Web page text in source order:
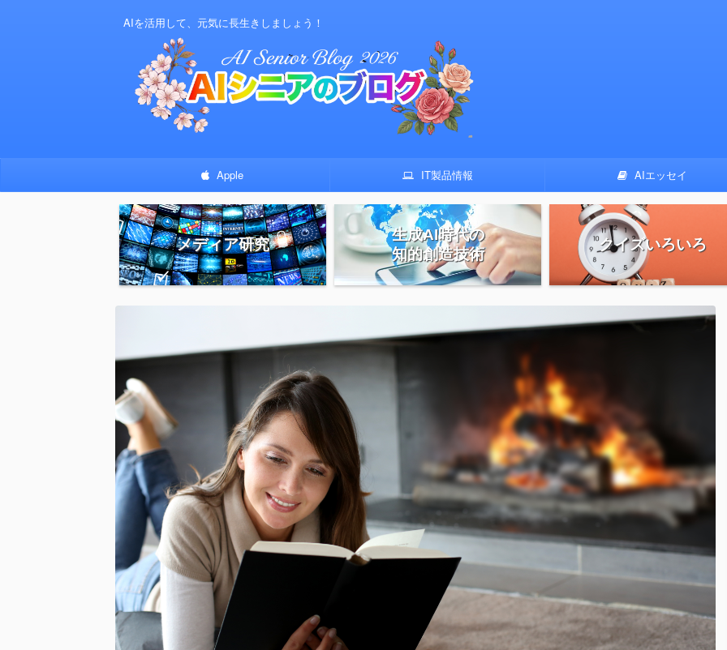
AIを活用して、元気に長生きしましょう！
Apple IT製品情報 AIエッセイ
メディア研究
生成AI時代の
知的創造技術
クイズいろいろ